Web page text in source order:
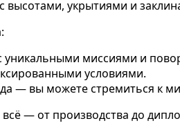
укрытиями и
уникальными миссиями и
условиями.
— вы можете стремиться к
— от производства до